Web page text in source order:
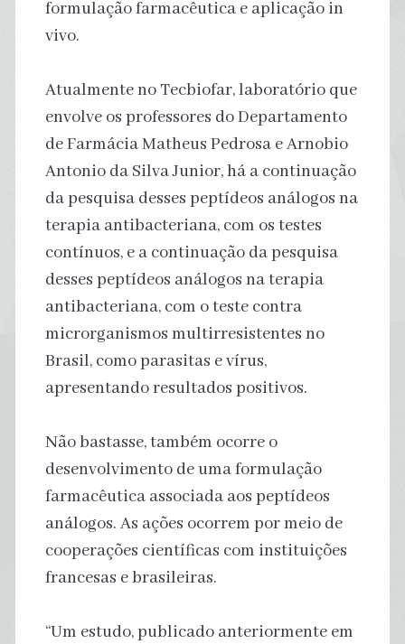
formulação farmacêutica e aplicação in
vivo.
Atualmente no Tecbiofar, laboratório que
envolve os professores do Departamento
de Farmácia Matheus Pedrosa e Arnobio
Antonio da Silva Junior, há a continuação
da pesquisa desses peptídeos análogos na
terapia antibacteriana, com os testes
contínuos, e a continuação da pesquisa
desses peptídeos análogos na terapia
antibacteriana, com o teste contra
microrganismos multirresistentes no
Brasil, como parasitas e vírus,
apresentando resultados positivos.
Não bastasse, também ocorre o
desenvolvimento de uma formulação
farmacêutica associada aos peptídeos
análogos. As ações ocorrem por meio de
cooperações científicas com instituições
francesas e brasileiras.
“Um estudo, publicado anteriormente em